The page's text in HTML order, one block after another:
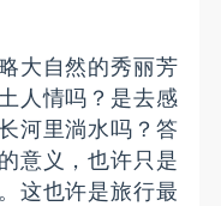
大自然的秀丽芳
人情吗？是去感
河里淌水吗？答
意义，也许只是
这也许是旅行最